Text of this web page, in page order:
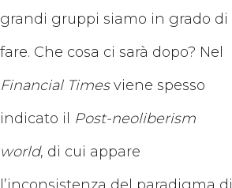
grandi gruppi siamo in grado di
fare. Che cosa ci sarà dopo? Nel
Financial Timesviene spesso
indicato il Post-neoliberism
world, di cui appare